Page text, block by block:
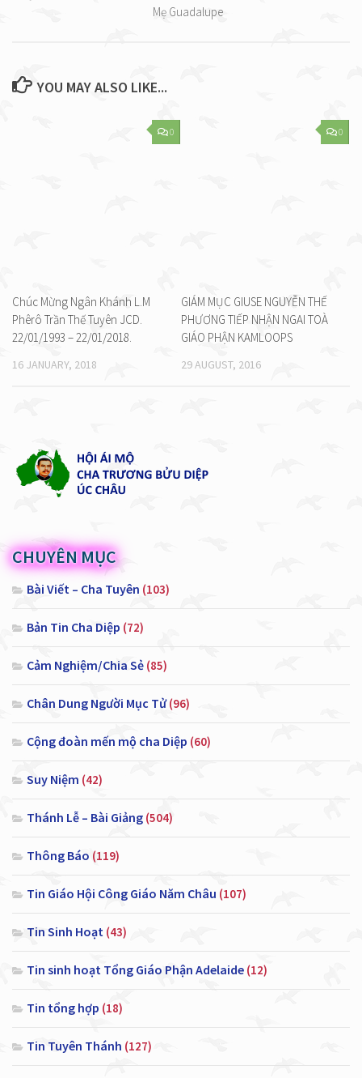
Mẹ Guadalupe
YOU MAY ALSO LIKE...
0
Chúc Mừng Ngân Khánh L.M
Phêrô Trần Thế Tuyên JCD.
22/01/1993 – 22/01/2018.
16 JANUARY, 2018
0
GIÁM MỤC GIUSE NGUYỄN THẾ
PHƯƠNG TIẾP NHẬN NGAI TOÀ
GIÁO PHẬN KAMLOOPS
29 AUGUST, 2016
CHUYÊN MỤC
Bài Viết – Cha Tuyên (103)
Bản Tin Cha Diệp (72)
Cảm Nghiệm/Chia Sẻ (85)
Chân Dung Người Mục Tử(96)
Cộng đoàn mến mộ cha Diệp (60)
Suy Niệm (42)
Thánh Lễ – Bài Giảng (504)
Thông Báo (119)
Tin Giáo Hội Công Giáo Năm Châu (107)
Tin Sinh Hoạt (43)
Tin sinh hoạt Tổng Giáo Phận Adelaide (12)
Tin tổng hợp (18)
Tin Tuyên Thánh (127)